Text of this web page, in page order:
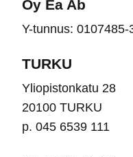
Oy Ea Ab
Y-tunnus: 0107485-
TURKU
Yliopistonkatu 28
20100 TURKU
p. 045 6539 111